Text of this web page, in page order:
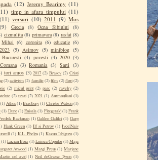
(12) Jeremy Bearimy (11)
timp in afara timpului (11)
(11) versuri (10) 2011 (9) Mos
(9) Grecia (8) Ocna Sibiului
(8)
cizmulita (8) primavara (8) rasfat (8)
Mihai (6) coronita (6) educatie (6)
2023 (5) Asimov (5) miniblog (5)
Bucuresti (4) povesti (4) 2020 (3)
Comana (3) Romania (3) Sarti (3)
tori amos (3) 2017 (2) Brasov (2) Cristi
(2)activism (2) familie(2)film (2) flori(2)
(2) micul print (2) parc (2) ravelry (2)
stelute (2) urari (2) 2021 (1) Ammouliani (1)
(1)Athos(1)Bradbury(1)Christie Watson(1)
(1) Dune(1)Enisala (1) Fitzgerald(1)Frank
Backman (1) Galileo Galilei (1) Garp
Hank Green (1) Ilf si Petrov (1) IvcelNaiv
(1) K.L. Phelps (1) Kazuo Ishiguro (1)
(1)Lucian Boia (1)Lumea Copiilor(1)Maja
Atwood (1) Margi Preus (1) Marjane
cel avid (1) Neil deGrasse Tyson (1)